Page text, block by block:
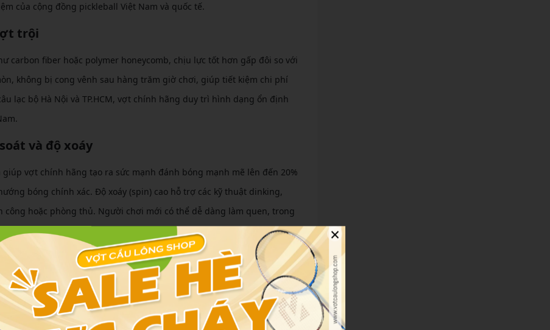
của cộng đồng pickleball Việt Nam và quốc tế.
trội
carbon fiber hoặc polymer honeycomb, chịu lực tốt hơn gấp đôi so với
không bị cong vênh sau hàng trăm giờ chơi, giúp tiết kiệm chi phí
lạc bộ Hà Nội và TP.HCM, vợt chính hãng duy trì hình dạng ổn định
và độ xoáy
vợt chính hãng tạo ra sức mạnh đánh bóng mạnh mẽ lên đến 20%
bóng chính xác. Độ xoáy (spin) cao hỗ trợ các kỹ thuật dinking,
hoặc phòng thủ. Người chơi mới có thể dễ dàng làm quen, trong
thương
nghệ hấp thụ lực như Kinetic của ProKennex, bảo vệ cổ tay, khuỷu
Điều này đặc biệt quan trọng cho người mới chơi pickleball, giúp
không lo mỏi mệt.
×